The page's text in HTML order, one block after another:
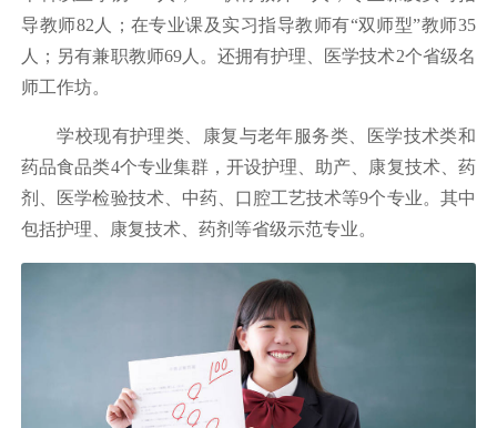
导教师82人；在专业课及实习指导教师有“双师型”教师35
人；另有兼职教师69人。还拥有护理、医学技术2个省级名
师工作坊。
学校现有护理类、康复与老年服务类、医学技术类和
药品食品类4个专业集群，开设护理、助产、康复技术、药
剂、医学检验技术、中药、口腔工艺技术等9个专业。其中
包括护理、康复技术、药剂等省级示范专业。